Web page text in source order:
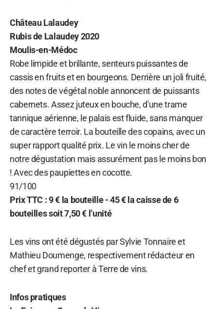
Château Lalaudey
Rubis de Lalaudey 2020
Moulis-en-Médoc
Robe limpide et brillante, senteurs puissantes de
cassis en fruits et en bourgeons. Derrière un joli fruité,
des notes de végétal noble annoncent de puissants
cabernets. Assez juteux en bouche, d'une trame
tannique aérienne, le palais est fluide, sans manquer
de caractère terroir. La bouteille des copains, avec un
super rapport qualité prix. Le vin le moins cher de
notre dégustation mais assurément pas le moins bon
! Avec des paupiettes en cocotte.
91/100
Prix TTC : 9 € la bouteille - 45 € la caisse de 6
bouteilles soit 7,50 € l’unité
Les vins ont été dégustés par Sylvie Tonnaire et
Mathieu Doumenge, respectivement rédacteur en
chef et grand reporter à Terre de vins.
Infos pratiques